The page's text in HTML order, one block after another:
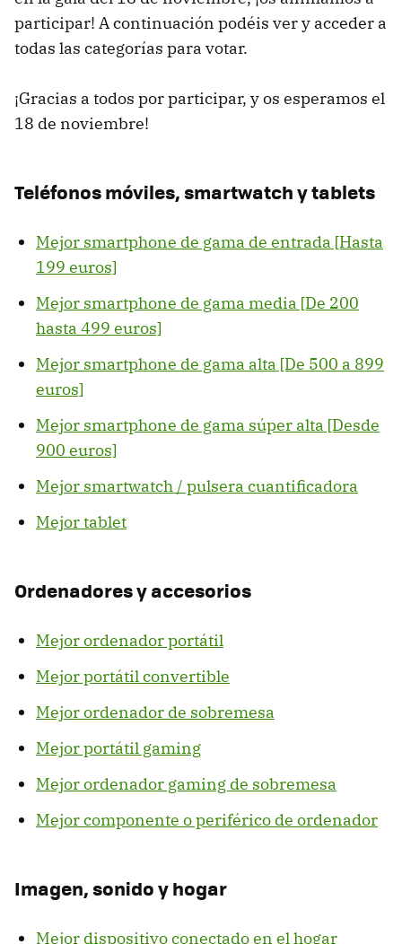
participar! A continuación podéis ver y acceder a
todas las categorías para votar.
¡Gracias a todos por participar, y os esperamos el
18 de noviembre!
Teléfonos móviles, smartwatch y tablets
Mejor smartphone de gama de entrada [Hasta
199 euros]
Mejor smartphone de gama media [De 200
hasta 499 euros]
Mejor smartphone de gama alta [De 500 a 899
euros]
Mejor smartphone de gama súper alta [Desde
900 euros]
Mejor smartwatch / pulsera cuantificadora
Mejor tablet
Ordenadores y accesorios
Mejor ordenador portátil
Mejor portátil convertible
Mejor ordenador de sobremesa
Mejor portátil gaming
Mejor ordenador gaming de sobremesa
Mejor componente o periférico de ordenador
Imagen, sonido y hogar
Mejor dispositivo conectado en el hogar